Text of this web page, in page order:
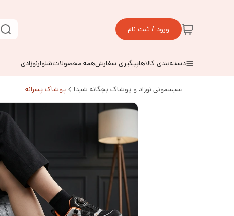
ورود / ثبت نام
دسته‌بندی کالاهاپیگیری سفارشهمه محصولاتشلوارنوزادی
سیسمونی نوزاد و پوشاک بچگانه شیدا پوشاک پسرانه